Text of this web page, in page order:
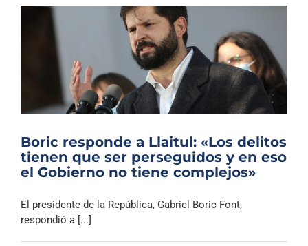
Boric responde a Llaitul: «Los delitos
tienen que ser perseguidos y en eso
el Gobierno no tiene complejos»
El presidente de la República, Gabriel Boric Font,
respondió a [...]